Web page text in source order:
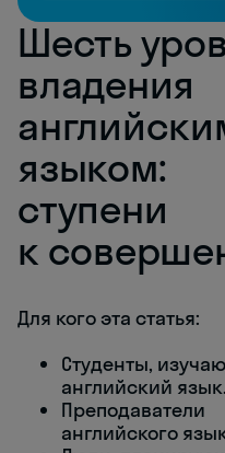
Шесть
владения
языком:
ступени
к
Для кого эта статья:
Студенты,
английский язык.
Преподаватели
английского